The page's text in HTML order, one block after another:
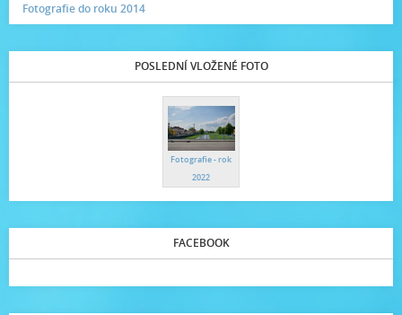
Fotografie do roku 2014
POSLEDNÍ VLOŽENÉ FOTO
Fotografie - rok
2022
FACEBOOK